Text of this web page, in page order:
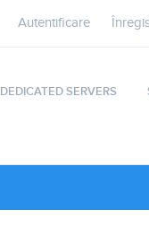
Autentificare
DEDICATED SERVERS